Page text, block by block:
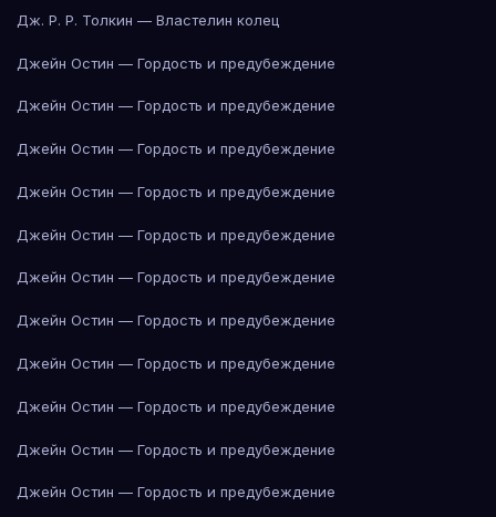
Дж. Р. Р. Толкин — Властелин колец
Джейн Остин — Гордость и предубеждение
Джейн Остин — Гордость и предубеждение
Джейн Остин — Гордость и предубеждение
Джейн Остин — Гордость и предубеждение
Джейн Остин — Гордость и предубеждение
Джейн Остин — Гордость и предубеждение
Джейн Остин — Гордость и предубеждение
Джейн Остин — Гордость и предубеждение
Джейн Остин — Гордость и предубеждение
Джейн Остин — Гордость и предубеждение
Джейн Остин — Гордость и предубеждение